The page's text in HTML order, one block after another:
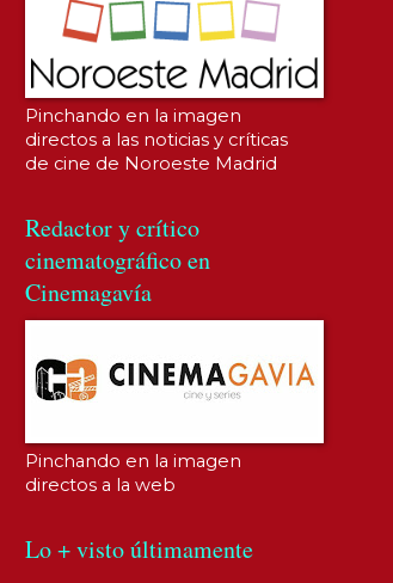
Pinchando en la imagen
directos a las noticias y críticas
de cine de Noroeste Madrid
Redactor y crítico
cinematográfico en
Cinemagavía
Pinchando en la imagen
directos a la web
Lo + visto últimamente